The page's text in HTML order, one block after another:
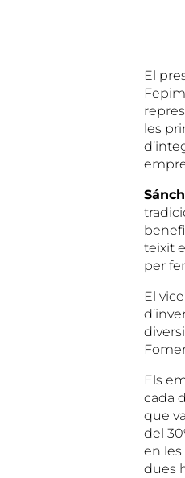
El
les
teixit
per
El
Els
cada
que
del
en les
dues